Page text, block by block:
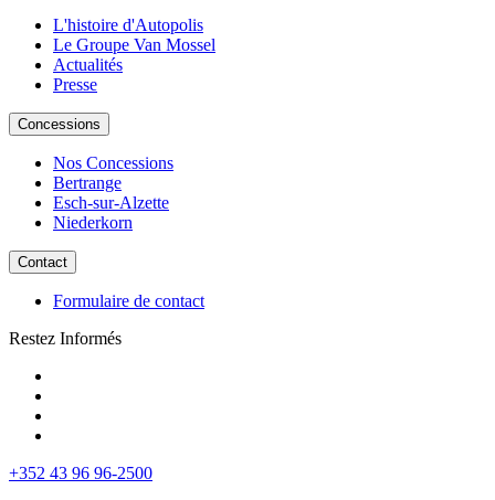
L'histoire d'Autopolis
Le Groupe Van Mossel
Actualités
Presse
Concessions
Nos Concessions
Bertrange
Esch-sur-Alzette
Niederkorn
Contact
Formulaire de contact
Restez Informés
+352 43 96 96-2500